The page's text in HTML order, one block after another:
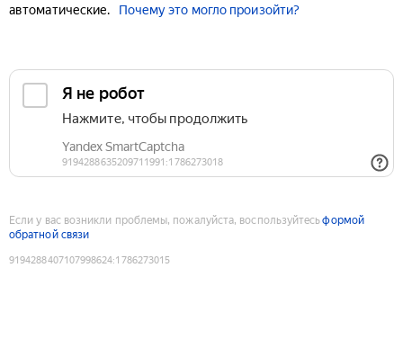
автоматические.
Почему это могло произойти?
Если у вас возникли проблемы, пожалуйста, воспользуйтесьформой
обратной связи
9194288407107998624:1786273015